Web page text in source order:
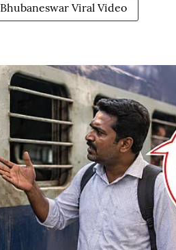
Bhubaneswar Viral Video